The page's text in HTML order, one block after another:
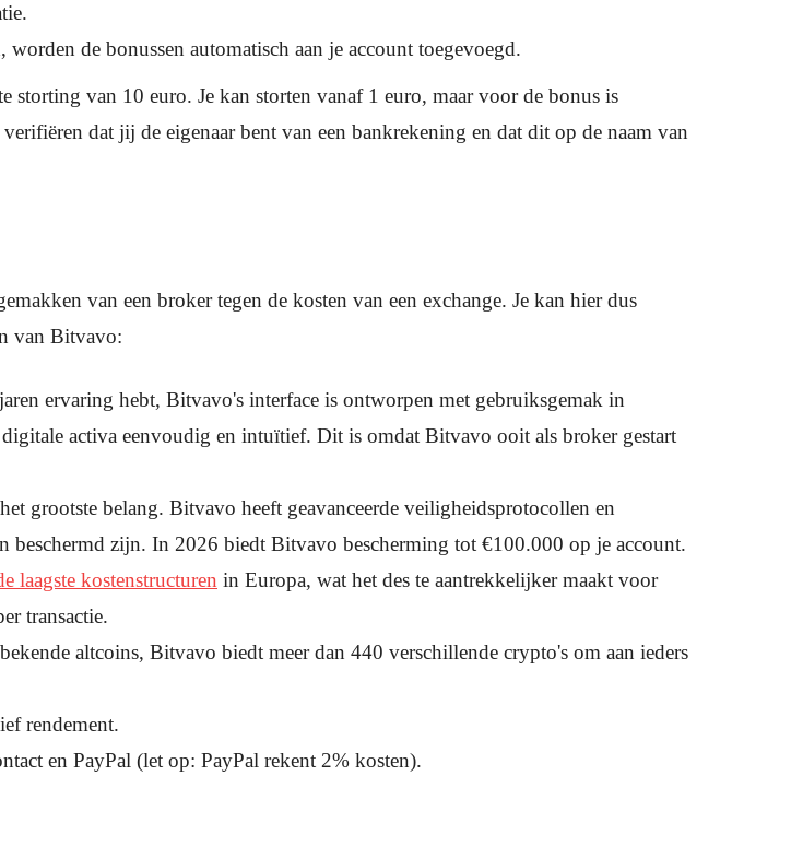
de bonussen automatisch aan je account toegevoegd.
storting van 10 euro. Je kan storten vanaf 1 euro, maar voor de bonus is
dat jij de eigenaar bent van een bankrekening en dat dit op de naam van
van een broker tegen de kosten van een exchange. Je kan hier dus
van Bitvavo:
ervaring hebt, Bitvavo's interface is ontworpen met gebruiksgemak in
digitale activa eenvoudig en intuïtief. Dit is omdat Bitvavo ooit als broker gestart
grootste belang. Bitvavo heeft geavanceerde veiligheidsprotocollen en
beschermd zijn. In 2026 biedt Bitvavo bescherming tot €100.000 op je account.
laagste kostenstructuren in Europa, wat het des te aantrekkelijker maakt voor
transactie.
altcoins, Bitvavo biedt meer dan 440 verschillende crypto's om aan ieders
rendement.
en PayPal (let op: PayPal rekent 2% kosten).